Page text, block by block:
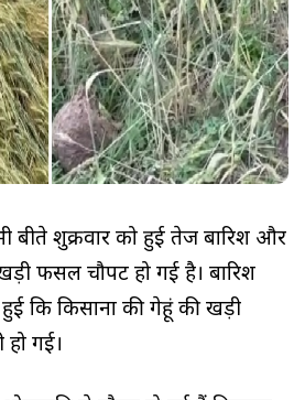
बीते शुक्रवार को हुई तेज बारिश और
फसलें चौपट हो गई है। बारिश
कि किसानों की गेहूं की खड़ी
गई।